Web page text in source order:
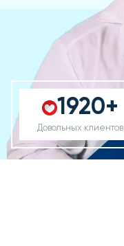
1920+
Довольных клиентов